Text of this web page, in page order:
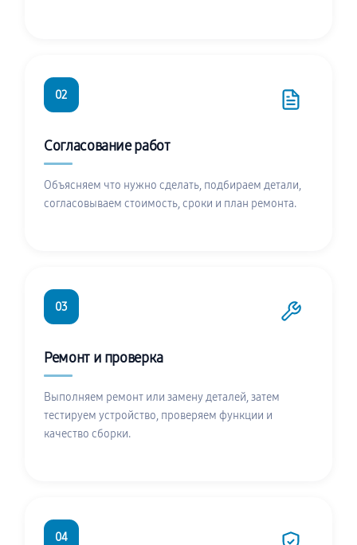
02
Согласование работ
Объясняем что нужно сделать, подбираем детали,
согласовываем стоимость, сроки и план ремонта.
03
Ремонт и проверка
Выполняем ремонт или замену деталей, затем
тестируем устройство, проверяем функции и
качество сборки.
04